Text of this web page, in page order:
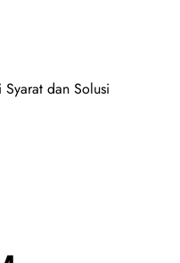
dan Solusi